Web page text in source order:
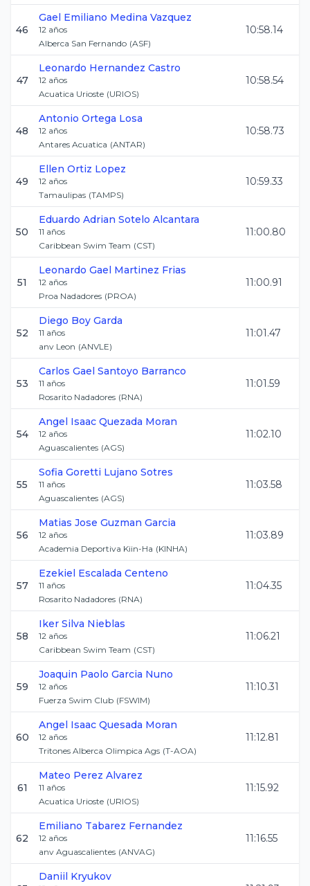
46
Gael Emiliano Medina Vazquez
12 años
Alberca San Fernando (ASF)
10:58.14
47
Leonardo Hernandez Castro
12 años
Acuatica Urioste (URIOS)
10:58.54
48
Antonio Ortega Losa
12 años
Antares Acuatica (ANTAR)
10:58.73
49
Ellen Ortiz Lopez
12 años
Tamaulipas (TAMPS)
10:59.33
50
Eduardo Adrian Sotelo Alcantara
11 años
Caribbean Swim Team (CST)
11:00.80
51
Leonardo Gael Martinez Frias
12 años
Proa Nadadores (PROA)
11:00.91
52
Diego Boy Garda
11 años
anv Leon (ANVLE)
11:01.47
53
Carlos Gael Santoyo Barranco
11 años
Rosarito Nadadores (RNA)
11:01.59
54
Angel Isaac Quezada Moran
12 años
Aguascalientes (AGS)
11:02.10
55
Sofia Goretti Lujano Sotres
11 años
Aguascalientes (AGS)
11:03.58
56
Matias Jose Guzman Garcia
12 años
Academia Deportiva Kiin-Ha (KINHA)
11:03.89
57
Ezekiel Escalada Centeno
11 años
Rosarito Nadadores (RNA)
11:04.35
58
Iker Silva Nieblas
12 años
Caribbean Swim Team (CST)
11:06.21
59
Joaquin Paolo Garcia Nuno
12 años
Fuerza Swim Club (FSWIM)
11:10.31
60
Angel Isaac Quesada Moran
12 años
Tritones Alberca Olimpica Ags (T-AOA)
11:12.81
61
Mateo Perez Alvarez
11 años
Acuatica Urioste (URIOS)
11:15.92
62
Emiliano Tabarez Fernandez
12 años
anv Aguascalientes (ANVAG)
11:16.55
Daniil Kryukov